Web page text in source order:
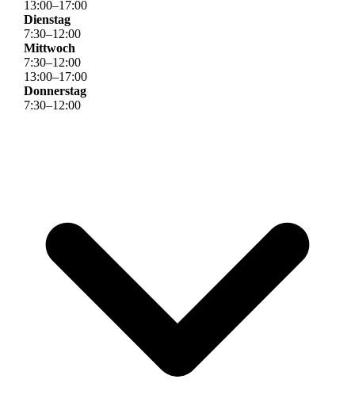
13:00–17:00
Dienstag
7:30–12:00
Mittwoch
7:30–12:00
13:00–17:00
Donnerstag
7:30–12:00